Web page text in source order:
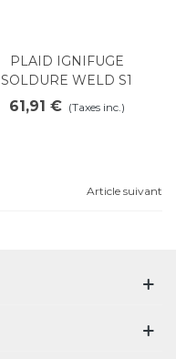
PLAID IGNIFUGE
SOLDURE WELD S1
61,91 € (Taxes inc.)
Article suivant